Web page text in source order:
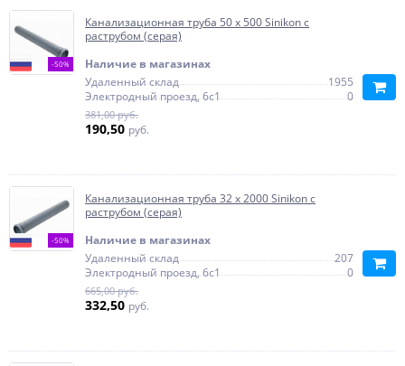
-50%
Канализационная труба 50 х 500 Sinikon с
раструбом (серая)
Наличие в магазинах
Удаленный склад
1955
Электродный проезд, 6с1
0
381,00 руб.
190,50 руб.
-50%
Канализационная труба 32 х 2000 Sinikon с
раструбом (серая)
Наличие в магазинах
Удаленный склад
207
Электродный проезд, 6с1
0
665,00 руб.
332,50 руб.